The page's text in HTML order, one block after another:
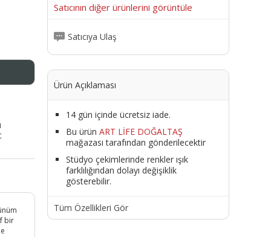
bir
Satıcının diğer ürünlerini görüntüle
Satıcıya Ulaş
Ürün Açıklaması
14 gün içinde ücretsiz iade.
Bu ürün ART LİFE DOĞALTAŞ
mağazası tarafından gönderilecektir
Stüdyo çekimlerinde renkler ışık
farklılığından dolayı değişiklik
gösterebilir.
Tüm Özellikleri Gör